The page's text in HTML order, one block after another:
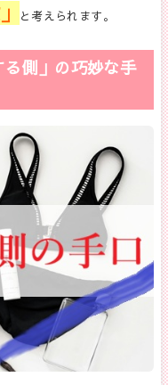
と考えられます。
側」の巧妙な手